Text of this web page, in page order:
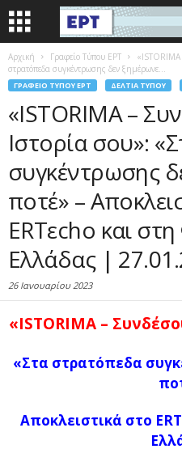
Αρχική Γραφείο Τύπου ΕΡΤ
στρατόπεδα συγκέντρωσης δεν ξημέρωνε...
ΓΡΑΦΕΊΟ ΤΎΠΟΥ ΕΡΤ ΔΕΛΤΊΑ ΤΎΠΟΥ
«ISTORIMA –
Ιστορία σου»:
συγκέντρωσης
ποτέ» –
ERTεcho και
Ελλάδας |
26 Ιανουαρίου 2023
«ISTORIMA –
«Στα στρατόπεδα
Αποκλειστικά στο